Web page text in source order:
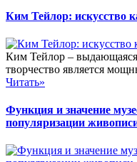
Ким Тейлор: искусство
Ким Тейлор –
творчество является
Читать»
Функция и значение
популяризации